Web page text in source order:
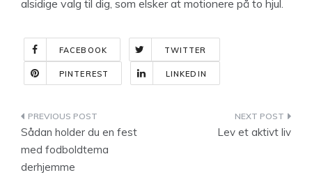
alsidige valg til dig, som elsker at motionere på to hjul.
FACEBOOK TWITTER
PINTEREST LINKEDIN
Indlægsnavigation
Sådan holder du en fest
med fodboldtema
derhjemme
Lev et aktivt liv